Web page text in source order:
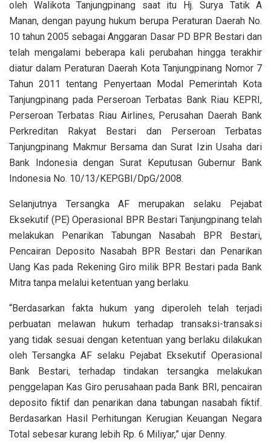
oleh Walikota Tanjungpinang saat itu Hj. Surya Tatik A
Manan, dengan payung hukum berupa Peraturan Daerah No.
10 tahun 2005 sebagai Anggaran Dasar PD BPR Bestari dan
telah mengalami beberapa kali perubahan hingga terakhir
diatur dalam Peraturan Daerah Kota Tanjungpinang Nomor 7
Tahun 2011 tentang Penyertaan Modal Pemerintah Kota
Tanjungpinang pada Perseroan Terbatas Bank Riau KEPRI,
Perseroan Terbatas Riau Airlines, Perusahan Daerah Bank
Perkreditan Rakyat Bestari dan Perseroan Terbatas
Tanjungpinang Makmur Bersama dan Surat Izin Usaha dari
Bank Indonesia dengan Surat Keputusan Gubernur Bank
Indonesia No. 10/13/KEP.GBI/DpG/2008.
Selanjutnya Tersangka AF merupakan selaku Pejabat
Eksekutif (PE) Operasional BPR Bestari Tanjungpinang telah
melakukan Penarikan Tabungan Nasabah BPR Bestari,
Pencairan Deposito Nasabah BPR Bestari dan Penarikan
Uang Kas pada Rekening Giro milik BPR Bestari pada Bank
Mitra tanpa melalui ketentuan yang berlaku.
“Berdasarkan fakta hukum yang diperoleh telah terjadi
perbuatan melawan hukum terhadap transaksi-transaksi
yang tidak sesuai dengan ketentuan yang berlaku dilakukan
oleh Tersangka AF selaku Pejabat Eksekutif Operasional
Bank Bestari, terhadap tindakan tersangka melakukan
penggelapan Kas Giro perusahaan pada Bank BRI, pencairan
deposito fiktif dan penarikan dana tabungan nasabah fiktif.
Berdasarkan Hasil Perhitungan Kerugian Keuangan Negara
Total sebesar kurang lebih Rp. 6 Miliyar,” ujar Denny.